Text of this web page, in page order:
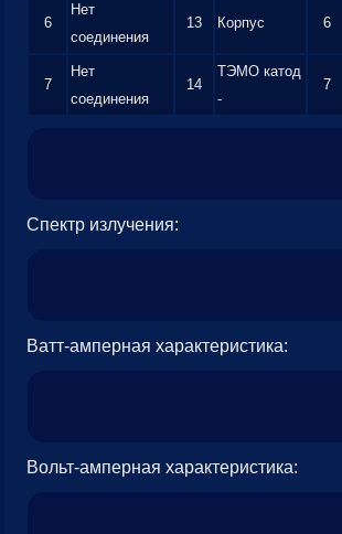
6
Нет
соединения
13 Корпус 6
7
Нет
соединения
14
ТЭМО катод
-
7
Спектр излучения:
Ватт-амперная характеристика:
Вольт-амперная характеристика: